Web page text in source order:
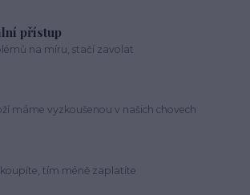
přístup
na míru, stačí zavolat
máme vyzkoušenou v našich chovech
tím méně zaplatíte